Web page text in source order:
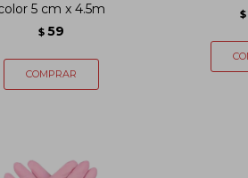
5 cm x 4.5m
$ 59
$